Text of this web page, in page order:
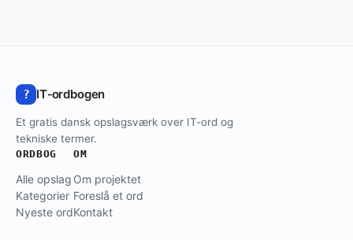
? IT‑ordbogen
Et gratis dansk opslagsværk over IT-ord og
tekniske termer.
ORDBOG
Alle opslag
Kategorier
Nyeste ord
OM
Om projektet
Foreslå et ord
Kontakt